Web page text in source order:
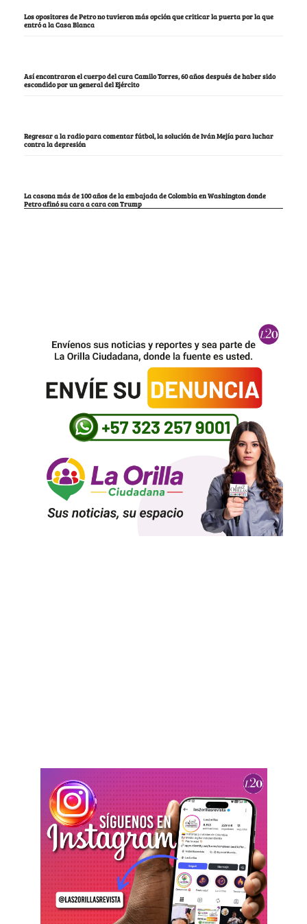
Los opositores de Petro no tuvieron más opción que criticar la puerta por la que
entró a la Casa Blanca
Así encontraron el cuerpo del cura Camilo Torres, 60 años después de haber sido
escondido por un general del Ejército
Regresar a la radio para comentar fútbol, la solución de Iván Mejía para luchar
contra la depresión
La casona más de 100 años de la embajada de Colombia en Washington donde
Petro afinó su cara a cara con Trump